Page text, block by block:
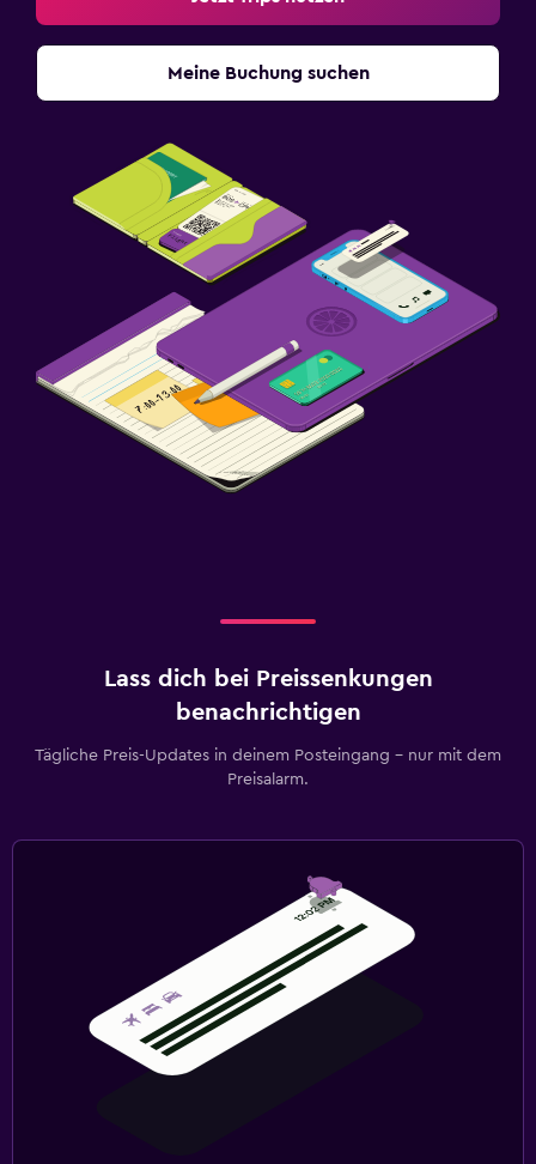
Meine Buchung suchen
Lass dich bei Preissenkungen
benachrichtigen
Tägliche Preis-Updates in deinem Posteingang – nur mit dem
Preisalarm.